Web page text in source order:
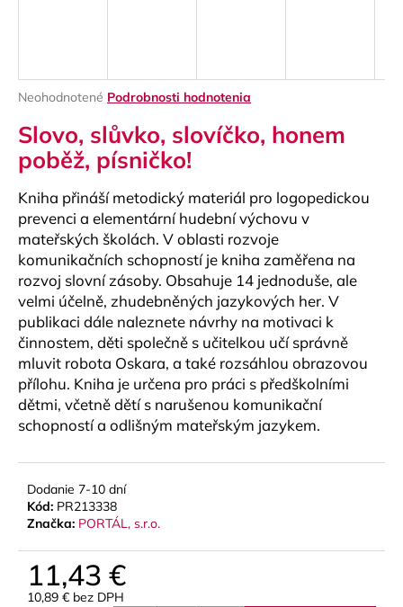
Priemerné
produktu
je
0,0
5
hviezdičiek.
Neohodnotené Podrobnosti hodnotenia
Slovo, slůvko, slovíčko, honem
poběž, písničko!
Kniha přináší metodický materiál pro logopedickou
prevenci a elementární hudební výchovu v
mateřských školách. V oblasti rozvoje
komunikačních schopností je kniha zaměřena na
rozvoj slovní zásoby. Obsahuje 14 jednoduše, ale
velmi účelně, zhudebněných jazykových her. V
publikaci dále naleznete návrhy na motivaci k
činnostem, děti společně s učitelkou učí správně
mluvit robota Oskara, a také rozsáhlou obrazovou
přílohu. Kniha je určena pro práci s předškolními
dětmi, včetně dětí s narušenou komunikační
schopností a odlišným mateřským jazykem.
Dodanie 7-10 dní
Kód: PR213338
Značka: PORTÁL, s.r.o.
11,43 €
10,89 € bez DPH
ť
HĽADAŤ
O
d
p
o
r
ú
č
a
e
LUPIFARO
CLASSIC
PLÁTKY
NA
ALT
SAXOFÓN